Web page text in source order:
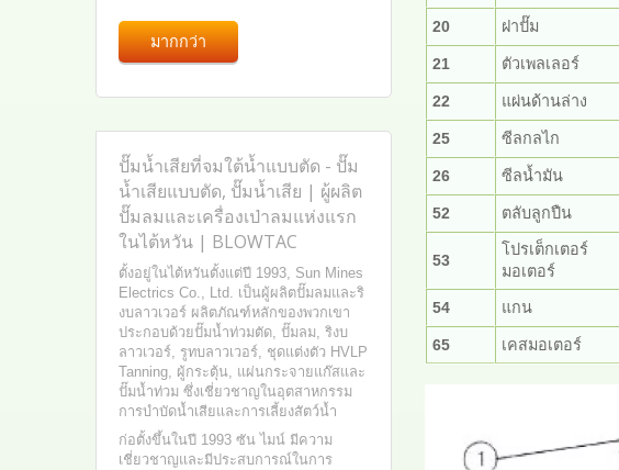
มากกว่า
ปั๊มน้ำเสียที่จมใต้น้ำแบบตัด - ปั๊ม
น้ำเสียแบบตัด, ปั๊มน้ำเสีย | ผู้ผลิต
ปั๊มลมและเครื่องเป่าลมแห่งแรก
ในไต้หวัน | BLOWTAC
ตั้งอยู่ในไต้หวันตั้งแต่ปี 1993, Sun Mines
Electrics Co., Ltd. เป็นผู้ผลิตปั๊มลมและริ
งบลาวเวอร์ ผลิตภัณฑ์หลักของพวกเขา
ประกอบด้วยปั๊มน้ำท่วมตัด, ปั๊มลม, ริงบ
ลาวเวอร์, รูทบลาวเวอร์, ชุดแต่งตัว HVLP
Tanning, ผู้กระตุ้น, แผ่นกระจายแก๊สและ
ปั๊มน้ำท่วม ซึ่งเชี่ยวชาญในอุตสาหกรรม
การบำบัดน้ำเสียและการเลี้ยงสัตว์น้ำ
ก่อตั้งขึ้นในปี 1993 ซัน ไมน์ มีความ
เชี่ยวชาญและมีประสบการณ์ในการ
20 ฝาปั๊ม
21 ตัวเพลเลอร์
22 แผ่นด้านล่าง
25 ซีลกลไก
26 ซีลน้ำมัน
52 ตลับลูกปืน
53
โปรเต็กเตอร์
มอเตอร์
54 แกน
65 เคสมอเตอร์